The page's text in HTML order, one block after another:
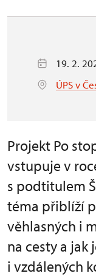
19. 2.
ÚPS v
Projekt Po
vstupuje v
s podtitulem
téma přiblíží
věhlasných i
na cesty a jak
i vzdálených